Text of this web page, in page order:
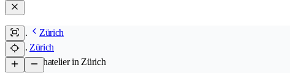
Zürich
Zürich
/Nähatelier in Zürich